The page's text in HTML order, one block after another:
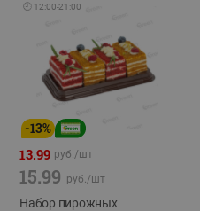
🕘 12:00-21:00
-13%
13.99 руб./шт
15.99 руб./шт
Набор пирожных